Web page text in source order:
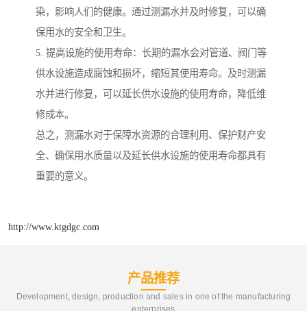
染，影响人们的健康。通过测漏水并及时修复，可以确
保用水的安全和卫生。
5. 提高设施的使用寿命：长期的漏水会对管道、阀门等
供水设施造成腐蚀和损坏，缩短其使用寿命。及时测漏
水并进行修复，可以延长供水设施的使用寿命，降低维
修成本。
总之，测漏水对于保障水资源的合理利用、保护财产安
全、确保用水质量以及延长供水设施的使用寿命都具有
重要的意义。
http://www.ktgdgc.com
产品推荐
Development, design, production and sales in one of the manufacturing
enterprises